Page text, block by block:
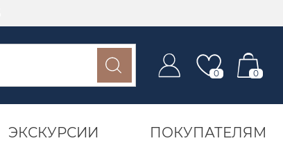
0 0
ЭКСКУРСИИ ПОКУПАТЕЛЯМ